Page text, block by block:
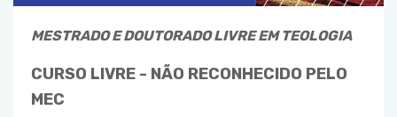
MESTRADO E DOUTORADO LIVRE EM TEOLOGIA
CURSO LIVRE - NÃO RECONHECIDO PELO
MEC